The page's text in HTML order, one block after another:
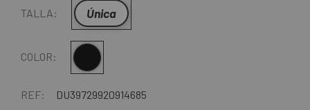
TALLA: Única
COLOR: Multi
REF: DU39729920914685